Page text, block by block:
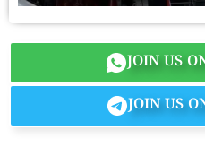
JOIN US
JOIN US